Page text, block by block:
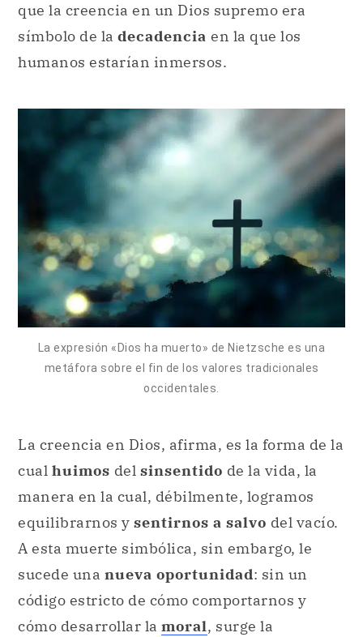
que la creencia en un Dios supremo era
símbolo de la decadencia en la que los
humanos estarían inmersos.
La expresión «Dios ha muerto» de Nietzsche es una
metáfora sobre el fin de los valores tradicionales
occidentales.
La creencia en Dios, afirma, es la forma de la
cual huimos del sinsentido de la vida, la
manera en la cual, débilmente, logramos
equilibrarnos y sentirnos a salvo del vacío.
A esta muerte simbólica, sin embargo, le
sucede una nueva oportunidad: sin un
código estricto de cómo comportarnos y
cómo desarrollar la moral, surge la